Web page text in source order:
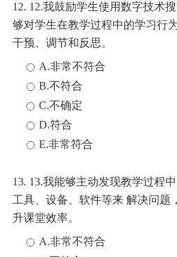
12. 12.我鼓励学生使用数字技术
够对学生在教学过程中的学习行
干预、调节和反思。
A.非常不符合
B.不符合
C.不确定
D.符合
E.非常符合
13. 13.我能够主动发现教学过程
工具、设备、软件等来 解决问题
升课堂效率。
A.非常不符合